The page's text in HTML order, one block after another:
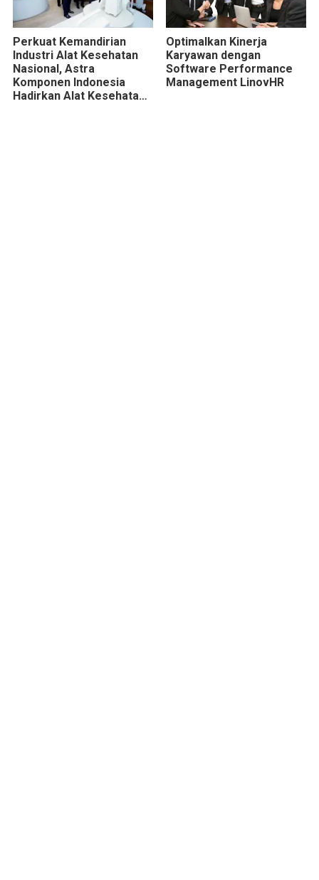
Perkuat Kemandirian
Industri Alat Kesehatan
Nasional, Astra
Komponen Indonesia
Hadirkan Alat Kesehatan
Optimalkan Kinerja
Karyawan dengan
Software Performance
Management LinovHR